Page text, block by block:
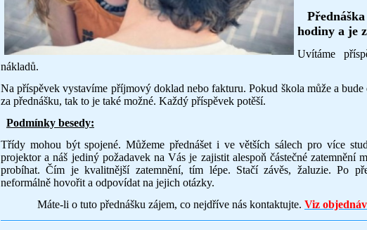
hodiny a je
Uvítáme
nákladů.
Na příspěvek vystavíme příjmový doklad nebo fakturu. Pokud škola může a
za přednášku, tak to je také možné. Každý příspěvek potěší.
Podmínky besedy:
Třídy mohou být spojené. Můžeme přednášet i ve větších sálech pro více
projektor a náš jediný požadavek na Vás je zajistit alespoň částečné zatemnění
probíhat. Čím je kvalitnější zatemnění, tím lépe. Stačí závěs, žaluzie. Po
neformálně hovořit a odpovídat na jejich otázky.
Máte-li o tuto přednášku zájem, co nejdříve nás kontaktujte. Viz